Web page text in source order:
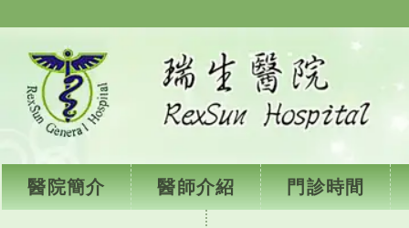
醫院簡介 醫師介紹 門診時間